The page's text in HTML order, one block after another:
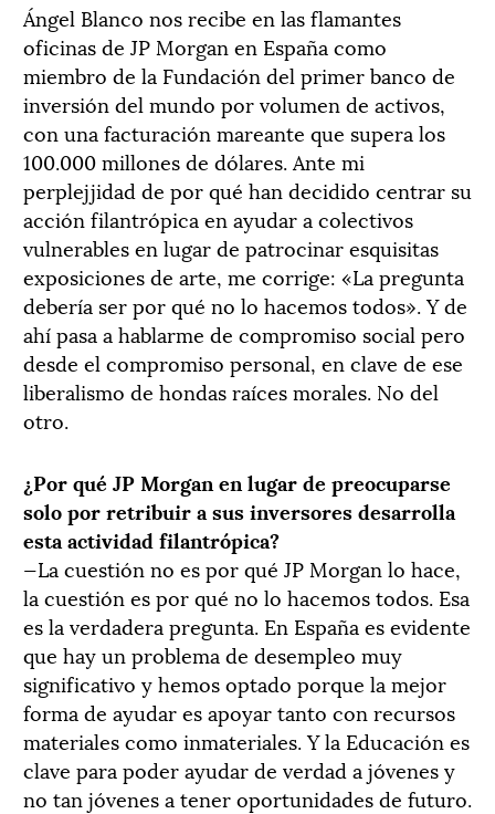
Ángel Blanco nos recibe en las flamantes
oficinas de JP Morgan en España como
miembro de la Fundación del primer banco de
inversión del mundo por volumen de activos,
con una facturación mareante que supera los
100.000 millones de dólares. Ante mi
perplejjidad de por qué han decidido centrar su
acción filantrópica en ayudar a colectivos
vulnerables en lugar de patrocinar esquisitas
exposiciones de arte, me corrige: «La pregunta
debería ser por qué no lo hacemos todos». Y de
ahí pasa a hablarme de compromiso social pero
desde el compromiso personal, en clave de ese
liberalismo de hondas raíces morales. No del
otro.
¿Por qué JP Morgan en lugar de preocuparse
solo por retribuir a sus inversores desarrolla
esta actividad filantrópica?
—La cuestión no es por qué JP Morgan lo hace,
la cuestión es por qué no lo hacemos todos. Esa
es la verdadera pregunta. En España es evidente
que hay un problema de desempleo muy
significativo y hemos optado porque la mejor
forma de ayudar es apoyar tanto con recursos
materiales como inmateriales. Y la Educación es
clave para poder ayudar de verdad a jóvenes y
no tan jóvenes a tener oportunidades de futuro.